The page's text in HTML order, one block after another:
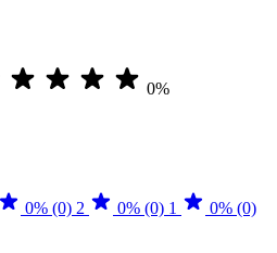
0%
0% (0) 2 0% (0) 1
0% (0)